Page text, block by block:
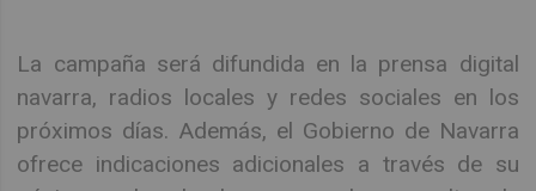
La campaña será difundida en la prensa digital
navarra, radios locales y redes sociales en los
próximos días. Además, el Gobierno de Navarra
ofrece indicaciones adicionales a través de su